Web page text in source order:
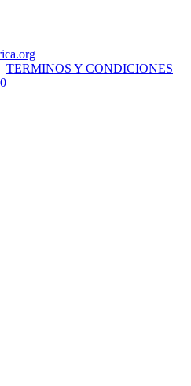
| TERMINOS Y CONDICIONES